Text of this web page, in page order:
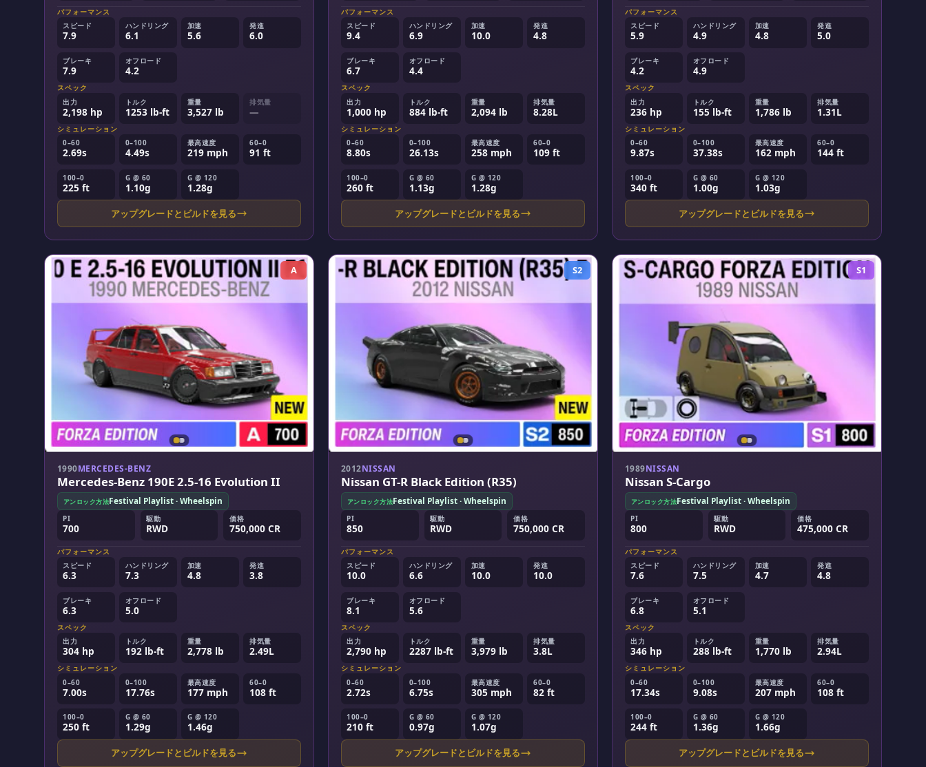
パフォーマンス
スピード
7.9
ハンドリング
6.1
加速
5.6
発進
6.0
ブレーキ
7.9
オフロード
4.2
スペック
出力
2,198 hp
トルク
1253 lb-ft
重量
3,527 lb
排気量
—
シミュレーション
0–60
2.69s
0–100
4.49s
最高速度
219 mph
60–0
91 ft
100–0
225 ft
G @ 60
1.10g
G @ 120
1.28g
アップグレードとビルドを見る
パフォーマンス
スピード
9.4
ハンドリング
6.9
加速
10.0
発進
4.8
ブレーキ
6.7
オフロード
4.4
スペック
出力
1,000 hp
トルク
884 lb-ft
重量
2,094 lb
排気量
8.28L
シミュレーション
0–60
8.80s
0–100
26.13s
最高速度
258 mph
60–0
109 ft
100–0
260 ft
G @ 60
1.13g
G @ 120
1.28g
アップグレードとビルドを見る
パフォーマンス
スピード
5.9
ハンドリング
4.9
加速
4.8
発進
5.0
ブレーキ
4.2
オフロード
4.9
スペック
出力
236 hp
トルク
155 lb-ft
重量
1,786 lb
排気量
1.31L
シミュレーション
0–60
9.87s
0–100
37.38s
最高速度
162 mph
60–0
144 ft
100–0
340 ft
G @ 60
1.00g
G @ 120
1.03g
アップグレードとビルドを見る
A
1990MERCEDES-BENZ
Mercedes-Benz 190E 2.5-16 Evolution II
アンロック方法Festival Playlist · Wheelspin
PI
700
駆動
RWD
価格
750,000 CR
パフォーマンス
スピード
6.3
ハンドリング
7.3
加速
4.8
発進
3.8
ブレーキ
6.3
オフロード
5.0
スペック
出力
304 hp
トルク
192 lb-ft
重量
2,778 lb
排気量
2.49L
シミュレーション
0–60
7.00s
0–100
17.76s
最高速度
177 mph
60–0
108 ft
100–0
250 ft
G @ 60
1.29g
G @ 120
1.46g
アップグレードとビルドを見る
S2
2012NISSAN
Nissan GT-R Black Edition (R35)
アンロック方法Festival Playlist · Wheelspin
PI
850
駆動
RWD
価格
750,000 CR
パフォーマンス
スピード
10.0
ハンドリング
6.6
加速
10.0
発進
10.0
ブレーキ
8.1
オフロード
5.6
スペック
出力
2,790 hp
トルク
2287 lb-ft
重量
3,979 lb
排気量
3.8L
シミュレーション
0–60
2.72s
0–100
6.75s
最高速度
305 mph
60–0
82 ft
100–0
210 ft
G @ 60
0.97g
G @ 120
1.07g
アップグレードとビルドを見る
S1
1989NISSAN
Nissan S-Cargo
アンロック方法Festival Playlist · Wheelspin
PI
800
駆動
RWD
価格
475,000 CR
パフォーマンス
スピード
7.6
ハンドリング
7.5
加速
4.7
発進
4.8
ブレーキ
6.8
オフロード
5.1
スペック
出力
346 hp
トルク
288 lb-ft
重量
1,770 lb
排気量
2.94L
シミュレーション
0–60
17.34s
0–100
9.08s
最高速度
207 mph
60–0
108 ft
100–0
244 ft
G @ 60
1.36g
G @ 120
1.66g
アップグレードとビルドを見る